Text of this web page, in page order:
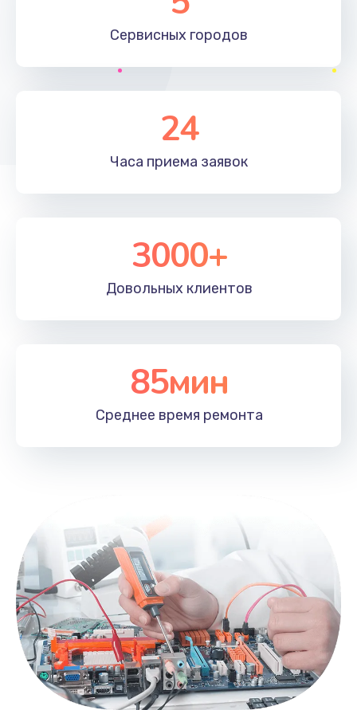
Сервисных городов
24
Часа приема заявок
3000+
Довольных клиентов
85мин
Среднее время ремонта